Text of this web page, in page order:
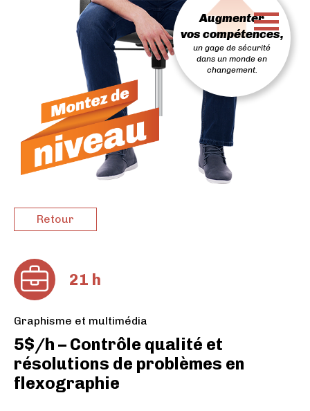
Augmenter
vos compétences,
un gage de sécurité
dans un monde en
changement.
Retour
21 h
Graphisme et multimédia
5$/h – Contrôle qualité et
résolutions de problèmes en
flexographie